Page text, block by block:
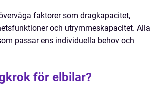
faktorer som dragkapacitet,
och utrymmeskapacitet. Alla
passar ens individuella behov och
för elbilar?